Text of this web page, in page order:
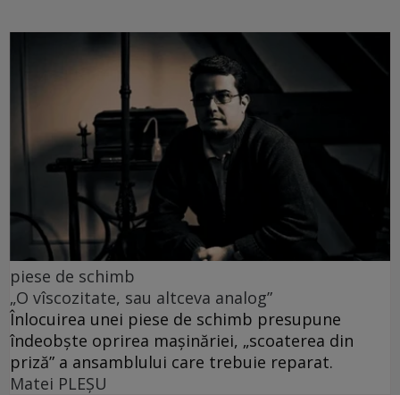
piese de schimb
„O vîscozitate, sau altceva analog”
Înlocuirea unei piese de schimb presupune
îndeobște oprirea mașinăriei, „scoaterea din
priză” a ansamblului care trebuie reparat.
Matei PLEŞU